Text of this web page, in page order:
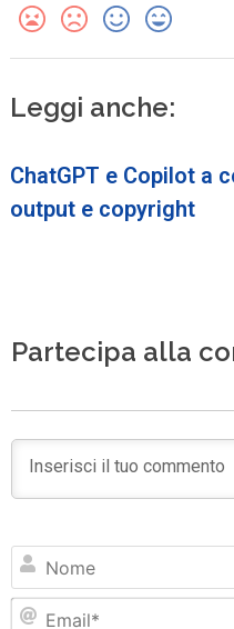
Leggi anche:
ChatGPT e Copilot a
output e copyright
Partecipa alla